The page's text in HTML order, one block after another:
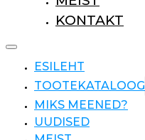
KONTAKT
ESILEHT
TOOTEKATALOOG
MIKS MEENED?
UUDISED